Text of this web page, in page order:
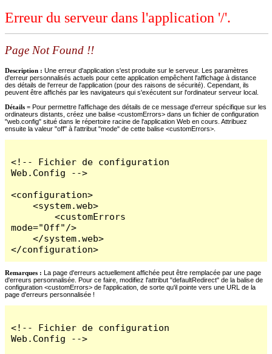
Erreur du serveur dans l'application '/'.
Page Not Found !!
Description : Une erreur d'application s'est produite sur le serveur. Les paramètres
d'erreur personnalisés actuels pour cette application empêchent l'affichage à distance
des détails de l'erreur de l'application (pour des raisons de sécurité). Cependant, ils
peuvent être affichés par les navigateurs qui s'exécutent sur l'ordinateur serveur local.
Détails = Pour permettre l'affichage des détails de ce message d'erreur spécifique sur les
ordinateurs distants, créez une balise <customErrors> dans un fichier de configuration
"web.config" situé dans le répertoire racine de l'application Web en cours. Attribuez
ensuite la valeur "off" à l'attribut "mode" de cette balise <customErrors>.
<!-- Fichier de configuration
Web.Config -->
<configuration>
    <system.web>
        <customErrors
mode="Off"/>
    </system.web>
</configuration>
Remarques : La page d'erreurs actuellement affichée peut être remplacée par une page
d'erreurs personnalisée. Pour ce faire, modifiez l'attribut "defaultRedirect" de la balise de
configuration <customErrors> de l'application, de sorte qu'il pointe vers une URL de la
page d'erreurs personnalisée !
<!-- Fichier de configuration
Web.Config -->